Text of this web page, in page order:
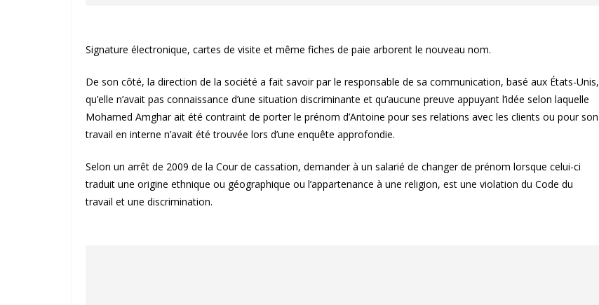
Signature électronique, cartes de visite et même fiches de paie arborent le nouveau nom.
De son côté, la direction de la société a fait savoir par le responsable de sa communication, basé aux États-Unis,
qu’elle n’avait pas connaissance d’une situation discriminante et qu’aucune preuve appuyant l’idée selon laquelle
Mohamed Amghar ait été contraint de porter le prénom d’Antoine pour ses relations avec les clients ou pour son
travail en interne n’avait été trouvée lors d’une enquête approfondie.
Selon un arrêt de 2009 de la Cour de cassation, demander à un salarié de changer de prénom lorsque celui-ci
traduit une origine ethnique ou géographique ou l’appartenance à une religion, est une violation du Code du
travail et une discrimination.